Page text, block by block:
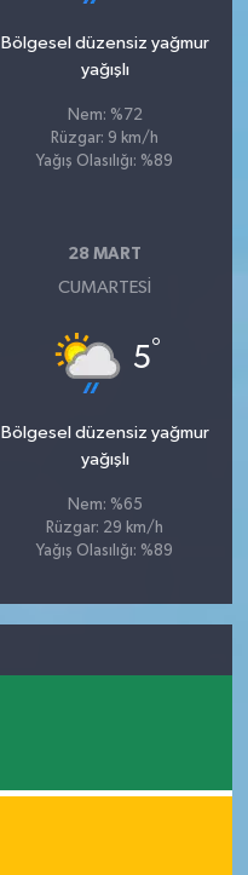
Bölgesel düzensiz yağmur
yağışlı
Nem: %72
Rüzgar: 9 km/h
Yağış Olasılığı: %89
28 MART
CUMARTESI
5°
Bölgesel düzensiz yağmur
yağışlı
Nem: %65
Rüzgar: 29 km/h
Yağış Olasılığı: %89